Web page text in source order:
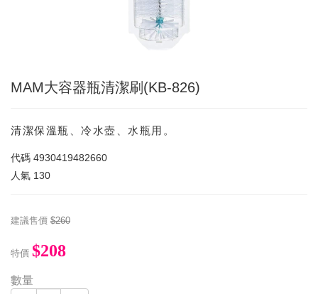
MAM大容器瓶清潔刷(KB-826)
清潔保溫瓶、冷水壺、水瓶用。
代碼 4930419482660
人氣 130
建議售價 $260
特價 $208
數量